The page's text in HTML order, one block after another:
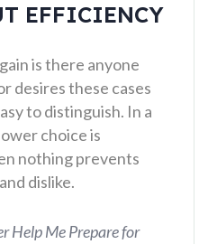
EFFICIENCY
is there anyone
desires these cases
to distinguish. In a
choice is
nothing prevents
dislike.
Help Me Prepare for